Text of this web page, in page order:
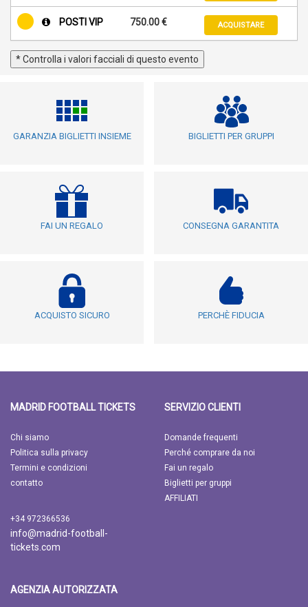
POSTI VIP 750.00 € ACQUISTARE
* Controlla i valori facciali di questo evento
GARANZIA BIGLIETTI INSIEME BIGLIETTI PER GRUPPI
FAI UN REGALO CONSEGNA GARANTITA
ACQUISTO SICURO PERCHÈ FIDUCIA
MADRID FOOTBALL TICKETS
Chi siamo
Politica sulla privacy
Termini e condizioni
contatto
+34 972366536
info@madrid-football-
tickets.com
SERVIZIO CLIENTI
Domande frequenti
Perché comprare da noi
Fai un regalo
Biglietti per gruppi
AFFILIATI
AGENZIA AUTORIZZATA